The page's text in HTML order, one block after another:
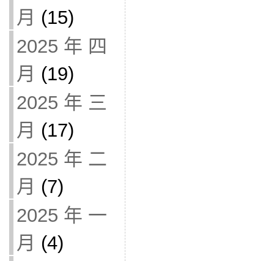
月 (15)
2025 年 四
月 (19)
2025 年 三
月 (17)
2025 年 二
月 (7)
2025 年 一
月 (4)